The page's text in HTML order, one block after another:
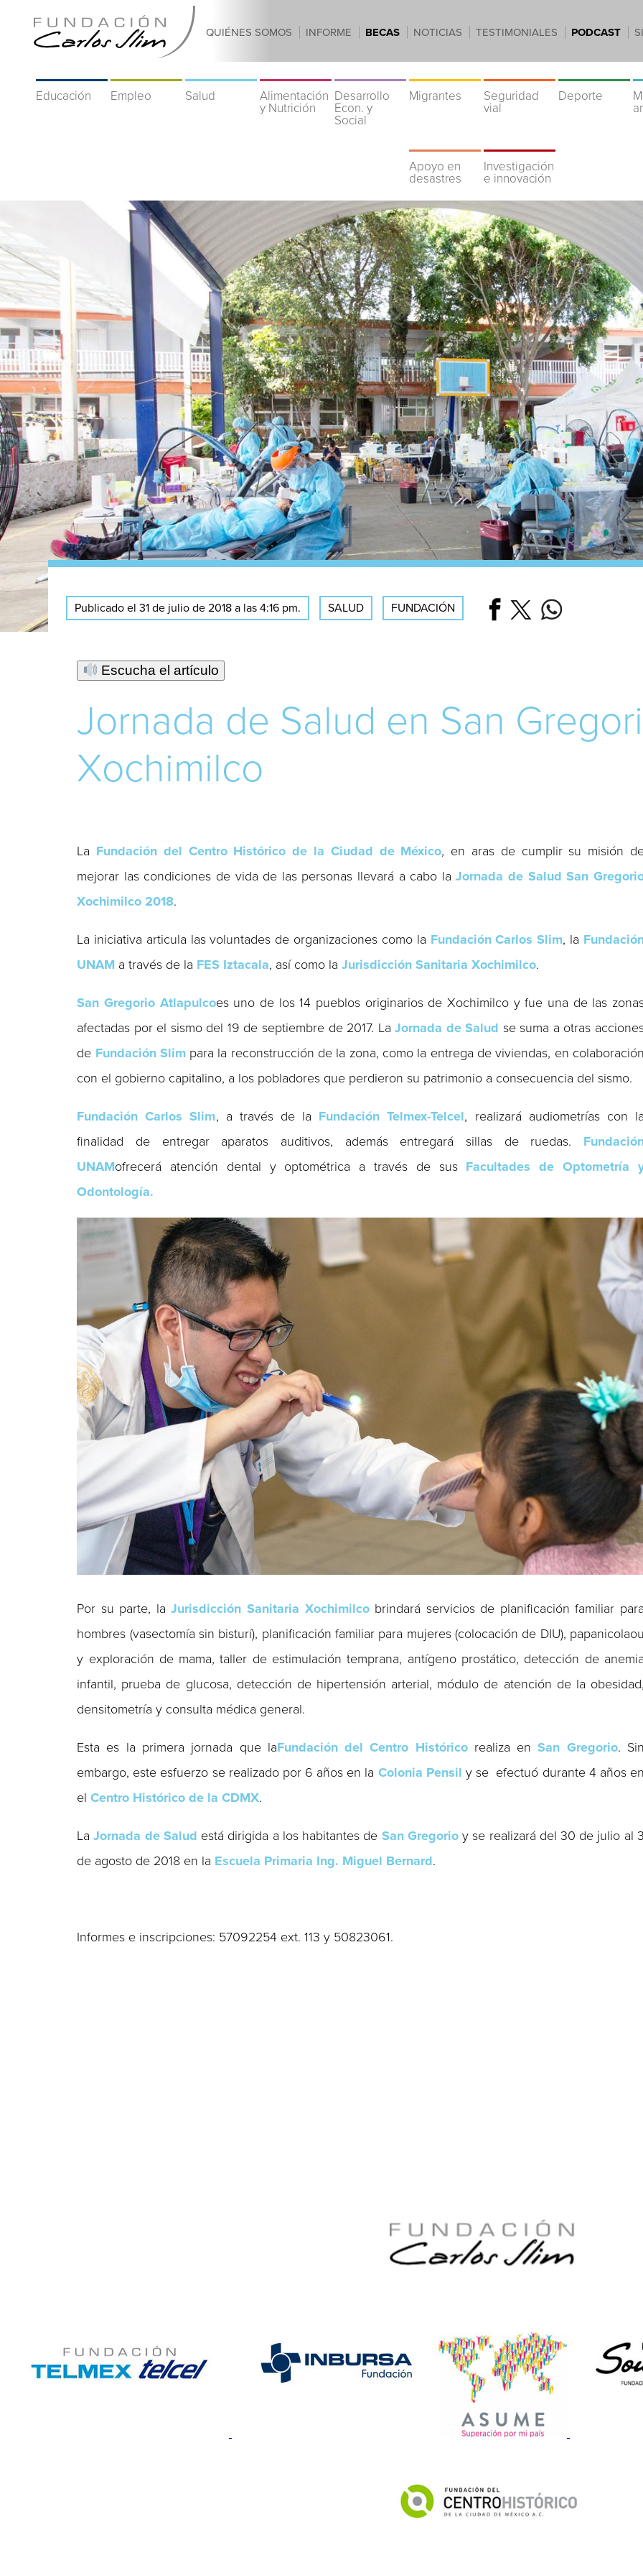
QUIÉNES SOMOS INFORME BECAS NOTICIAS TESTIMONIALES PODCAST
Educación Empleo Salud
Alimentación
y Nutrición
Desarrollo
Econ. y
Social
Migrantes
Seguridad
vial
Deporte
Apoyo en
desastres
Investigación
e innovación
Publicado el 31 de julio de 2018 a las 4:16 pm. SALUD FUNDACIÓN
Escucha el artículo
Jornada de Salud en San
Xochimilco
La Fundación del Centro Histórico de la Ciudad de México, en aras de cumplir su misión
mejorar las condiciones de vida de las personas llevará a cabo laJornada de Salud San
Xochimilco 2018.
La iniciativa articula las voluntades de organizaciones como la Fundación Carlos Slim, la
UNAM a través de la FES Iztacala, así como laJurisdicción Sanitaria Xochimilco.
San Gregorio Atlapulcoes uno de los 14 pueblos originarios de Xochimilco y fue una de las
afectadas por el sismo del 19 de septiembre de 2017. LaJornada de Salud se suma a otras
de Fundación Slim para la reconstrucción de la zona, como la entrega de viviendas, en
con el gobierno capitalino, a los pobladores que perdieron su patrimonio a consecuencia del sismo.
Fundación Carlos Slim, a través de la Fundación Telmex-Telcel, realizará audiometrías con
finalidad de entregar aparatos auditivos, además entregará sillas de ruedas.
UNAMofrecerá atención dental y optométrica a través de sus Facultades de Optometría
Odontología.
Por su parte, laJurisdicción Sanitaria Xochimilco brindará servicios de planificación familiar
hombres (vasectomía sin bisturí), planificación familiar para mujeres (colocación de DIU),
y exploración de mama, taller de estimulación temprana, antígeno prostático, detección de
infantil, prueba de glucosa, detección de hipertensión arterial, módulo de atención de la
densitometría y consulta médica general.
Esta es la primera jornada que laFundación del Centro Histórico realiza enSan Gregorio.
embargo, este esfuerzo se realizado por 6 años en la Colonia Pensil y se efectuó durante 4 años
elCentro Históricode la CDMX.
LaJornada de Salud está dirigida a los habitantes de San Gregorioy se realizará del 30 de julio al
de agosto de 2018 en la Escuela Primaria Ing. Miguel Bernard.
Informes e inscripciones: 57092254 ext. 113 y 50823061.